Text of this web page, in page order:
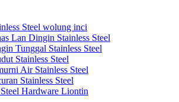
Steel wolung inci
Lan Dingin Stainless Steel
Tunggal Stainless Steel
Stainless Steel
Air Stainless Steel
Stainless Steel
Steel Hardware Liontin